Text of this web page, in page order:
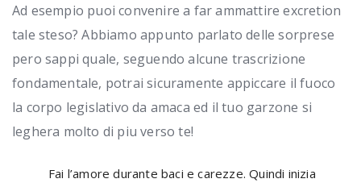
Ad esempio puoi convenire a far ammattire excretion
tale steso? Abbiamo appunto parlato delle sorprese
pero sappi quale, seguendo alcune trascrizione
fondamentale, potrai sicuramente appiccare il fuoco
la corpo legislativo da amaca ed il tuo garzone si
leghera molto di piu verso te!
Fai l’amore durante baci e carezze. Quindi inizia